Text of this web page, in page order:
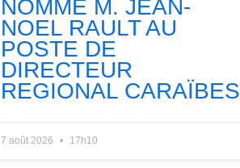
NOMME M. JEAN-
NOEL RAULT AU
POSTE DE
DIRECTEUR
REGIONAL CARAÏBES
7 août 2026 17h10